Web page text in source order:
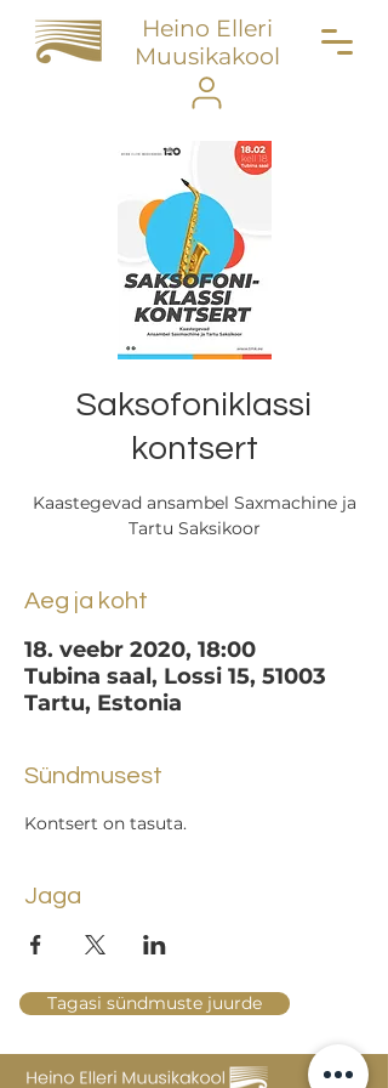
Heino Elleri
Muusikakool
Saksofoniklassi
kontsert
Kaastegevad ansambel Saxmachine ja
Tartu Saksikoor
Aeg ja koht
18. veebr 2020, 18:00
Tubina saal, Lossi 15, 51003
Tartu, Estonia
Sündmusest
Kontsert on tasuta.
Jaga
Tagasi sündmuste juurde